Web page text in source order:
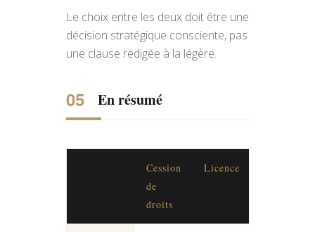
Le choix entre les deux doit être une
décision stratégique consciente, pas
une clause rédigée à la légère.
En résumé
Cession
de
droits
Licence